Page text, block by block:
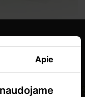
Apie